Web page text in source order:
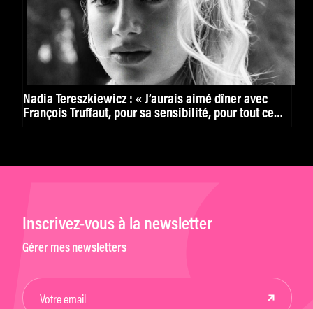
Nadia Tereszkiewicz : « J’aurais aimé dîner avec
François Truffaut, pour sa sensibilité, pour tout ce
Inscrivez-vous à la newsletter
Gérer mes newsletters